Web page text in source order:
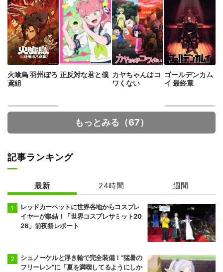
火喰鳥 羽州ぼろ
鳶組
正反対な君と僕 カヤちゃんはコ
ワくない
ゴールデンカム
イ 最終章
呪術廻戦 死滅回
游 前編
ヴィジランテ -
僕のヒーローア
カデミア ILLEG
ALS- 第2期
もっとみる（67）
記事ランキング
最新 24時間 週間
レッドカーペットに世界各地からコスプレ
イヤーが集結！「世界コスプレサミット20
26」前夜祭レポート
シュノーケルと浮き輪で完全装備！“猛暑の
フリーレン”に「夏を満喫してるようにしか